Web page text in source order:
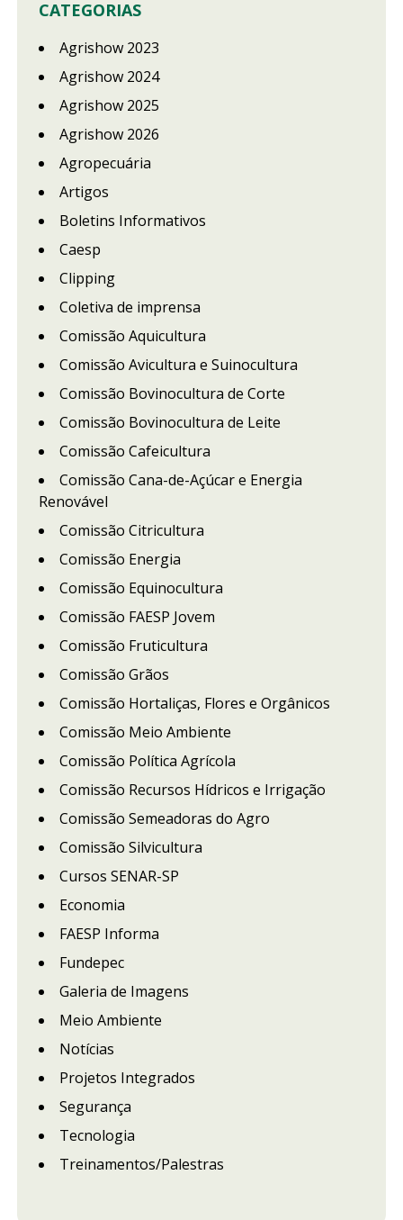
CATEGORIAS
Agrishow 2023
Agrishow 2024
Agrishow 2025
Agrishow 2026
Agropecuária
Artigos
Boletins Informativos
Caesp
Clipping
Coletiva de imprensa
Comissão Aquicultura
Comissão Avicultura e Suinocultura
Comissão Bovinocultura de Corte
Comissão Bovinocultura de Leite
Comissão Cafeicultura
Comissão Cana-de-Açúcar e Energia
Renovável
Comissão Citricultura
Comissão Energia
Comissão Equinocultura
Comissão FAESP Jovem
Comissão Fruticultura
Comissão Grãos
Comissão Hortaliças, Flores e Orgânicos
Comissão Meio Ambiente
Comissão Política Agrícola
Comissão Recursos Hídricos e Irrigação
Comissão Semeadoras do Agro
Comissão Silvicultura
Cursos SENAR-SP
Economia
FAESP Informa
Fundepec
Galeria de Imagens
Meio Ambiente
Notícias
Projetos Integrados
Segurança
Tecnologia
Treinamentos/Palestras